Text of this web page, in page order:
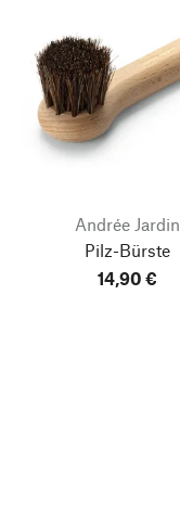
Andrée Jardin
Pilz-Bürste
14,90 €